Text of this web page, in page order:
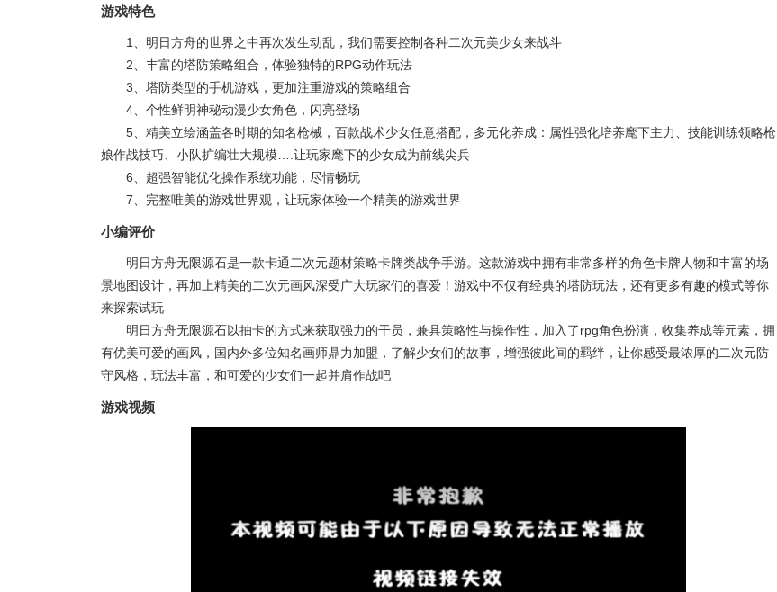
游戏特色
1、明日方舟的世界之中再次发生动乱，我们需要控制各种二次元美少女来战斗
2、丰富的塔防策略组合，体验独特的RPG动作玩法
3、塔防类型的手机游戏，更加注重游戏的策略组合
4、个性鲜明神秘动漫少女角色，闪亮登场
5、精美立绘涵盖各时期的知名枪械，百款战术少女任意搭配，多元化养成：属性强化培养麾下主力、技能训练领略枪
娘作战技巧、小队扩编壮大规模….让玩家麾下的少女成为前线尖兵
6、超强智能优化操作系统功能，尽情畅玩
7、完整唯美的游戏世界观，让玩家体验一个精美的游戏世界
小编评价
明日方舟无限源石是一款卡通二次元题材策略卡牌类战争手游。这款游戏中拥有非常多样的角色卡牌人物和丰富的场
景地图设计，再加上精美的二次元画风深受广大玩家们的喜爱！游戏中不仅有经典的塔防玩法，还有更多有趣的模式等你
来探索试玩
明日方舟无限源石以抽卡的方式来获取强力的干员，兼具策略性与操作性，加入了rpg角色扮演，收集养成等元素，拥
有优美可爱的画风，国内外多位知名画师鼎力加盟，了解少女们的故事，增强彼此间的羁绊，让你感受最浓厚的二次元防
守风格，玩法丰富，和可爱的少女们一起并肩作战吧
游戏视频